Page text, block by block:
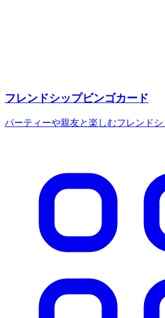
フレンドシップビンゴカード
パーティーや親友と楽しむフレンドシ